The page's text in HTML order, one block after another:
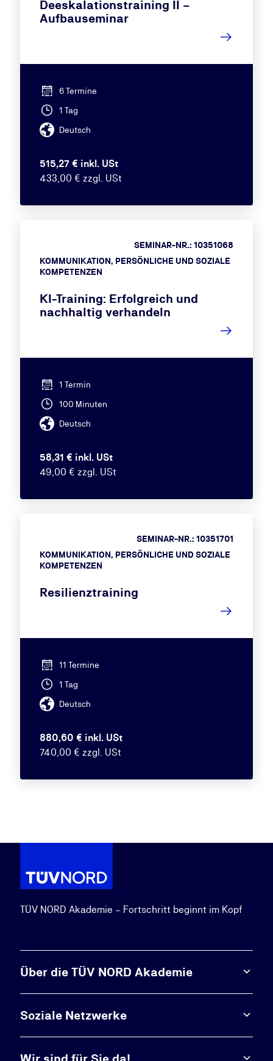
Deeskalationstraining II –
Aufbauseminar
6 Termine
1 Tag
Deutsch
515,27 € inkl. USt
433,00 € zzgl. USt
KOMMUNIKATION, PERSÖNLICHE UND SOZIALE
KOMPETENZEN
SEMINAR-NR.: 10351068
KI-Training: Erfolgreich und
nachhaltig verhandeln
1 Termin
100 Minuten
Deutsch
58,31 € inkl. USt
49,00 € zzgl. USt
KOMMUNIKATION, PERSÖNLICHE UND SOZIALE
KOMPETENZEN
SEMINAR-NR.: 10351701
Resilienztraining
11 Termine
1 Tag
Deutsch
880,60 € inkl. USt
740,00 € zzgl. USt
TÜV NORD Akademie – Fortschritt beginnt im Kopf
Über die TÜV NORD Akademie
Soziale Netzwerke